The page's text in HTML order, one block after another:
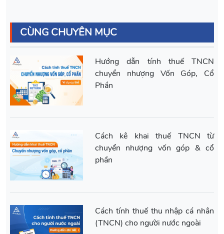
CÙNG CHUYÊN MỤC
Hướng dẫn tính thuế TNCN
chuyển nhượng Vốn Góp, Cổ
Phần
Cách kê khai thuế TNCN từ
chuyển nhượng vốn góp & cổ
phần
Cách tính thuế thu nhập cá nhân
(TNCN) cho người nước ngoài